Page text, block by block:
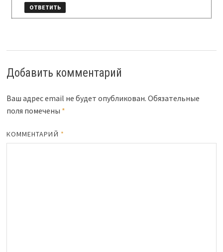
ОТВЕТИТЬ
Добавить комментарий
Ваш адрес email не будет опубликован. Обязательные
поля помечены *
КОММЕНТАРИЙ *